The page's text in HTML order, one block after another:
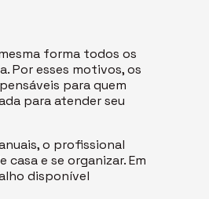
forma todos os
Por esses motivos, os
para quem
para atender seu
o profissional
casa e se organizar. Em
disponível